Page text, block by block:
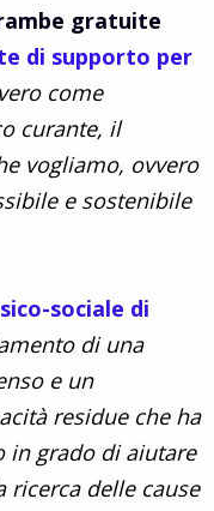
gratuite
di supporto per
come
curante, il
vogliamo, ovvero
e sostenibile
sociale di
di una
e un
residue che ha
in grado di aiutare
delle cause